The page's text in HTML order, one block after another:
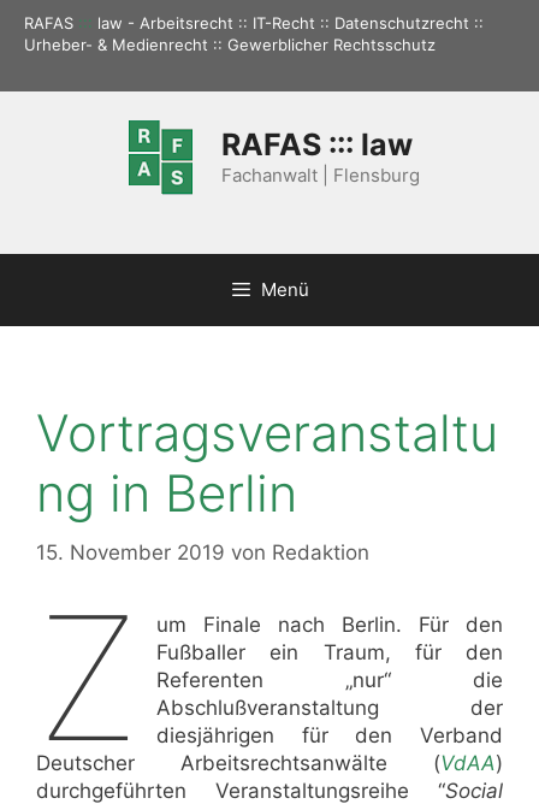
Zum
Inhalt
RAFAS ::: law - Arbeitsrecht :: IT-Recht :: Datenschutzrecht ::
Urheber- & Medienrecht :: Gewerblicher Rechtsschutz
RAFAS ::: law
Fachanwalt | Flensburg
Menü
Vortragsveranstaltu
ng in Berlin
15. November 2019 von Redaktion
Z
um Finale nach Berlin. Für den
Fußballer ein Traum, für den
Referenten „nur“ die
Abschlußveranstaltung der
diesjährigen für den Verband
Deutscher Arbeitsrechtsanwälte (VdAA)
durchgeführten Veranstaltungsreihe “Social